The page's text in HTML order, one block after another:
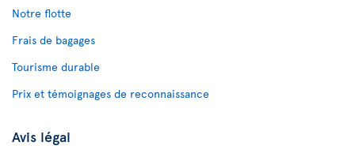
Notre flotte
Frais de bagages
Tourisme durable
Prix et témoignages de reconnaissance
Avis légal